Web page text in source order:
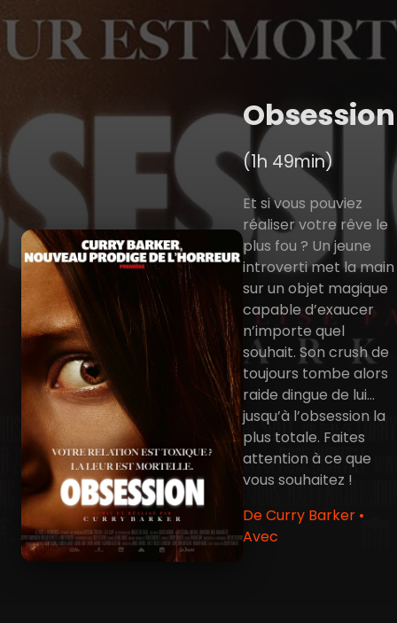
Obsession
(1h 49min)
Et si vous pouviez
réaliser votre rêve le
plus fou ? Un jeune
introverti met la main
sur un objet magique
capable d’exaucer
n’importe quel
souhait. Son crush de
toujours tombe alors
raide dingue de lui…
jusqu’à l’obsession la
plus totale. Faites
attention à ce que
vous souhaitez !
De Curry Barker •
Avec